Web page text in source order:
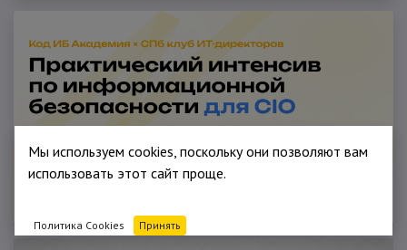
Мы используем cookies, поскольку они позволяют вам
использовать этот сайт проще.
Политика Cookies Принять